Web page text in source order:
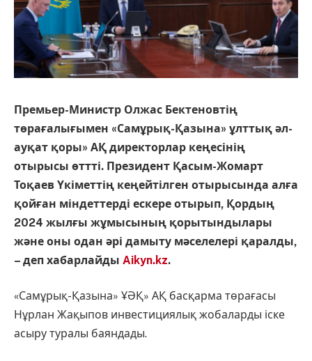
Премьер-Министр Олжас Бектеновтің
төрағалығымен «Самұрық-Қазына» ұлттық әл-
ауқат қоры» АҚ директорлар кеңесінің
отырысы өттті. Президент Қасым-Жомарт
Тоқаев Үкіметтің кеңейтілген отырысында алға
қойған міндеттерді ескере отырып, Қордың
2024 жылғы жұмысының қорытындылары
және оны одан әрі дамыту мәселелері қаралды,
– деп хабарлайды Aikyn.kz.
«Самұрық-Қазына» ҰӘҚ» АҚ басқарма төрағасы
Нұрлан Жақыпов инвестициялық жобаларды іске
асыру туралы баяндады.